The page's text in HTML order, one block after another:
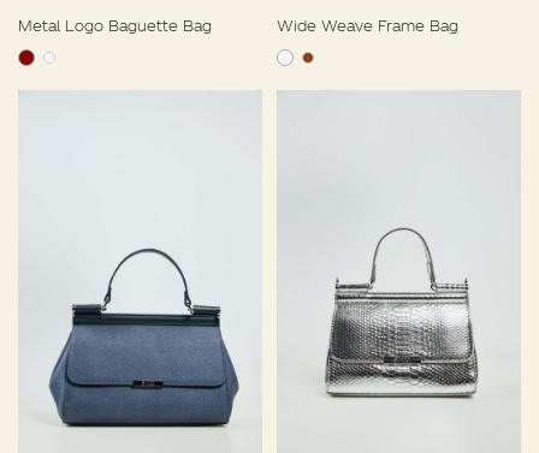
Metal Logo Baguette Bag Wide Weave Frame Bag